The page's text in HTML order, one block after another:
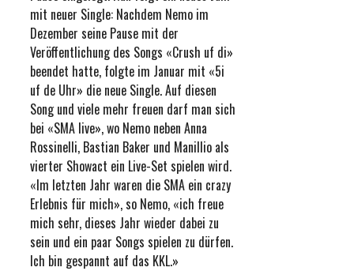
mit neuer Single: Nachdem Nemo im
Dezember seine Pause mit der
Veröffentlichung des Songs «Crush uf di»
beendet hatte, folgte im Januar mit «5i
uf de Uhr» die neue Single. Auf diesen
Song und viele mehr freuen darf man sich
bei «SMA live», wo Nemo neben Anna
Rossinelli, Bastian Baker und Manillio als
vierter Showact ein Live-Set spielen wird.
«Im letzten Jahr waren die SMA ein crazy
Erlebnis für mich», so Nemo, «ich freue
mich sehr, dieses Jahr wieder dabei zu
sein und ein paar Songs spielen zu dürfen.
Ich bin gespannt auf das KKL.»